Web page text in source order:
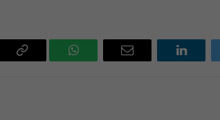
لينكدإن
البريد
واتساب